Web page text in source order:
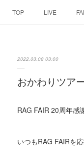
TOP LIVE
2022.03.08 03:00
おかわりツア
RAG FAIR 20周年感
いつもRAG FAIRを